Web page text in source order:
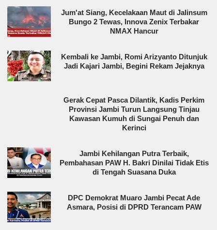
Jum'at Siang, Kecelakaan Maut di Jalinsum
Bungo 2 Tewas, Innova Zenix Terbakar
NMAX Hancur
Kembali ke Jambi, Romi Arizyanto Ditunjuk
Jadi Kajari Jambi, Begini Rekam Jejaknya
Gerak Cepat Pasca Dilantik, Kadis Perkim
Provinsi Jambi Turun Langsung Tinjau
Kawasan Kumuh di Sungai Penuh dan
Kerinci
Jambi Kehilangan Putra Terbaik,
Pembahasan PAW H. Bakri Dinilai Tidak Etis
di Tengah Suasana Duka
DPC Demokrat Muaro Jambi Pecat Ade
Asmara, Posisi di DPRD Terancam PAW